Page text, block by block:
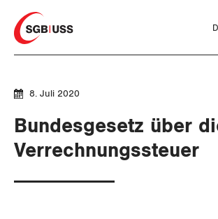
Home
THEMEN
8. Juli 2020
Bundesgesetz über
Verrechnungssteuer